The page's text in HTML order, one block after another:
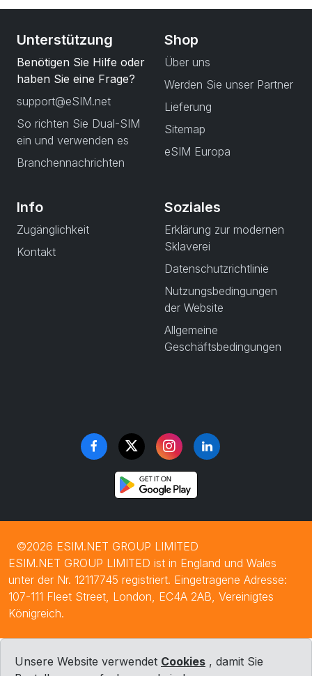
Unterstützung
Benötigen Sie Hilfe oder
haben Sie eine Frage?
support@eSIM.net
So richten Sie Dual-SIM
ein und verwenden es
Branchennachrichten
Shop
Über uns
Werden Sie unser Partner
Lieferung
Sitemap
eSIM Europa
Info
Zugänglichkeit
Kontakt
Soziales
Erklärung zur modernen
Sklaverei
Datenschutzrichtlinie
Nutzungsbedingungen
der Website
Allgemeine
Geschäftsbedingungen
©2026 ESIM.NET GROUP LIMITED
ESIM.NET GROUP LIMITED ist in England und Wales
unter der Nr. 12117745 registriert. Eingetragene Adresse:
107-111 Fleet Street, London, EC4A 2AB, Vereinigtes
Königreich.
Unsere Website verwendet Cookies , damit Sie